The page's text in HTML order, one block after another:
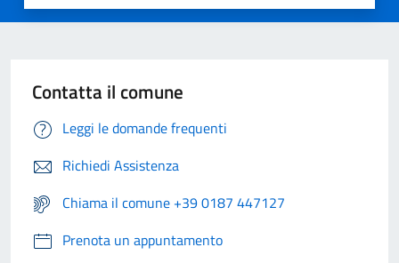
Contatta il comune
Leggi le domande frequenti
Richiedi Assistenza
Chiama il comune +39 0187 447127
Prenota un appuntamento